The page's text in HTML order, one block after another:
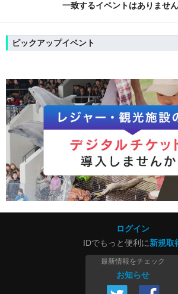
一致するイベントはありませ
ピックアップイベント
ログイン
IDでもっと便利に新規取
最新情報をチェック
お知らせ